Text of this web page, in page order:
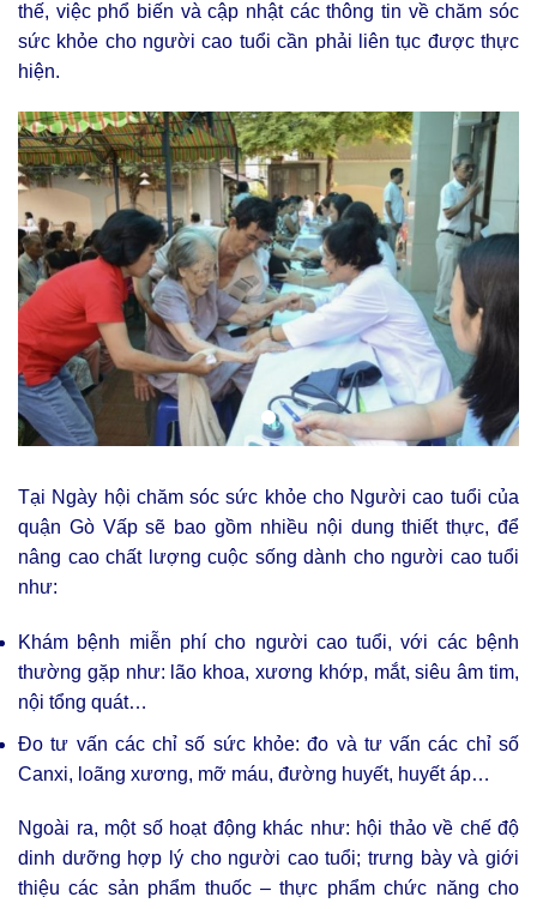
thế, việc phổ biến và cập nhật các thông tin về chăm sóc
sức khỏe cho người cao tuổi cần phải liên tục được thực
hiện.
Tại Ngày hội chăm sóc sức khỏe cho Người cao tuổi của
quận Gò Vấp sẽ bao gồm nhiều nội dung thiết thực, để
nâng cao chất lượng cuộc sống dành cho người cao tuổi
như:
Khám bệnh miễn phí cho người cao tuổi, với các bệnh
thường gặp như: lão khoa, xương khớp, mắt, siêu âm tim,
nội tổng quát…
Đo tư vấn các chỉ số sức khỏe: đo và tư vấn các chỉ số
Canxi, loãng xương, mỡ máu, đường huyết, huyết áp…
Ngoài ra, một số hoạt động khác như: hội thảo về chế độ
dinh dưỡng hợp lý cho người cao tuổi; trưng bày và giới
thiệu các sản phẩm thuốc – thực phẩm chức năng cho